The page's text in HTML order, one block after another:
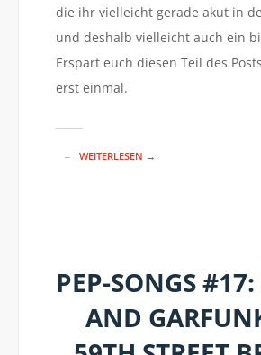
die ihr vielleicht gerade akut in
und deshalb vielleicht auch ein
Erspart euch diesen Teil des
erst einmal.
WEITERLESEN →
PEP-SONGS
AND